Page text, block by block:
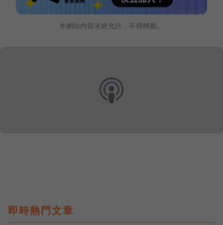
本網站內容未經允許，不得轉載。
即時熱門文章